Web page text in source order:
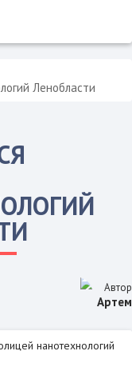
Ленобласти
Автор
Артем